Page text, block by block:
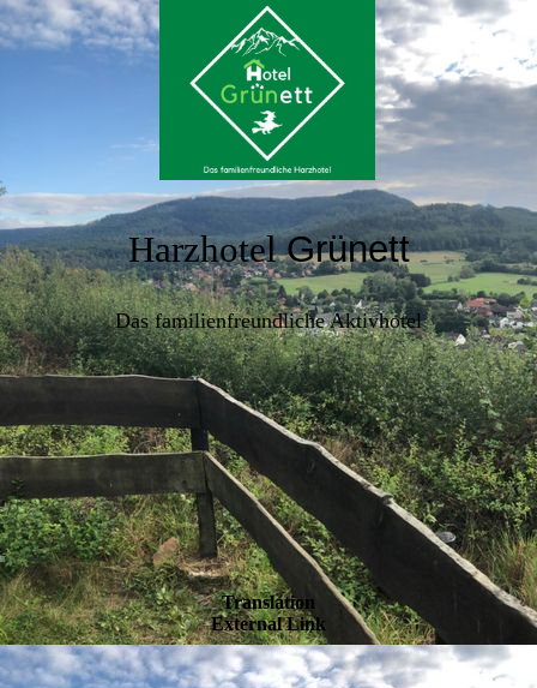
HarzhotelGrünett
Das familienfreundliche Aktivhotel
Translation
External Link